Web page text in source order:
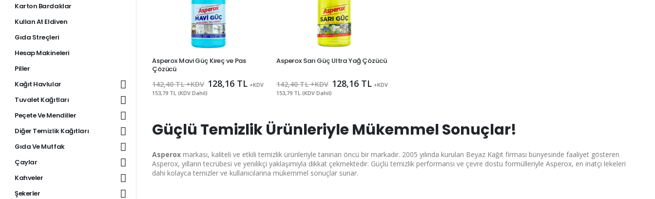
Karton Bardaklar
Kullan At Eldiven
Gıda Streçleri
Hesap Makineleri
Piller
Kağıt Havlular
Tuvalet Kağıtları
Peçete Ve Mendiller
Diğer Temizlik Kağıtları
Gıda Ve Mutfak
Çaylar
Kahveler
Şekerler
Asperox Mavi Güç Kireç ve Pas
Çözücü
142,40 TL +KDV 128,16 TL +KDV
153,79 TL (KDV Dahil)
Asperox Sarı Güç Ultra Yağ Çözücü
142,40 TL +KDV 128,16 TL +KDV
153,79 TL (KDV Dahil)
Güçlü Temizlik Ürünleriyle Mükemmel Sonuçlar!
Asperox markası, kaliteli ve etkili temizlik ürünleriyle tanınan öncü bir markadır. 2005 yılında kurulan Beyaz Kağıt firması bünyesinde faaliyet gösteren
Asperox, yılların tecrübesi ve yenilikçi yaklaşımıyla dikkat çekmektedir. Güçlü temizlik performansı ve çevre dostu formülleriyle Asperox, en inatçı lekeleri
dahi kolayca temizler ve kullanıcılarına mükemmel sonuçlar sunar.